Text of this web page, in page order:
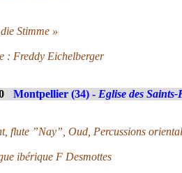
Stimme »
: Freddy Eichelberger
Montpellier (34) - Eglise des
flute ”Nay”, Oud, Percussions
ibérique F Desmottes